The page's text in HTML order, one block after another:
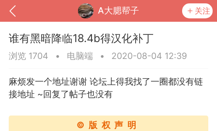
A大腮帮子 关注
谁有黑暗降临18.4b得汉化补丁
浏览 1704 • 电脑端 • 2020-08-04 12:39
麻烦发一个地址谢谢 论坛上得我找了一圈都没有链
接地址 ~回复了帖子也没有
©版权声明